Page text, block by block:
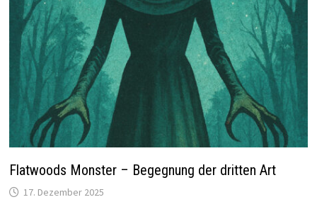
Flatwoods Monster – Begegnung der dritten Art
17. Dezember 2025